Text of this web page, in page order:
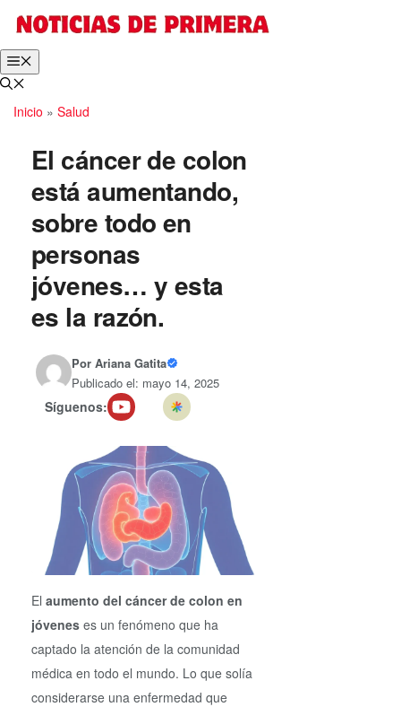
Inicio » Salud
El cáncer de colon
está aumentando,
sobre todo en
personas
jóvenes… y esta
es la razón.
Por Ariana Gatita
Publicado el: mayo 14, 2025
Síguenos:
El aumento del cáncer de colon en
jóvenes es un fenómeno que ha
captado la atención de la comunidad
médica en todo el mundo. Lo que solía
considerarse una enfermedad que